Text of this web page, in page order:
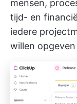
mensen,
tijd- en
iedere
willen